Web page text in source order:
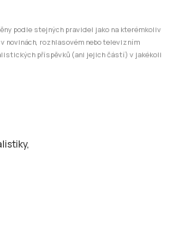
podle stejných pravidel jako na kterémkoliv
novinách, rozhlasovém nebo televizním
příspěvků (ani jejich částí) v jakékoli